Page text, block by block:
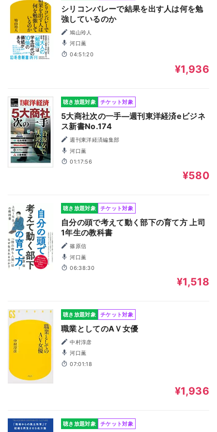
シリコンバレーで結果を出す人は何を勉
強しているのか
鳩山玲人
河口薫
04:51:20
¥1,936
聴き放題対象 チケット対象
5大商社次の一手―週刊東洋経済eビジネ
ス新書No.174
週刊東洋経済編集部
河口薫
01:17:56
¥580
聴き放題対象 チケット対象
自分の頭で考えて動く部下の育て方 上司
1年生の教科書
篠原信
河口薫
06:38:30
¥1,518
聴き放題対象 チケット対象
職業としてのAＶ女優
中村淳彦
河口薫
07:01:18
¥1,936
聴き放題対象 チケット対象